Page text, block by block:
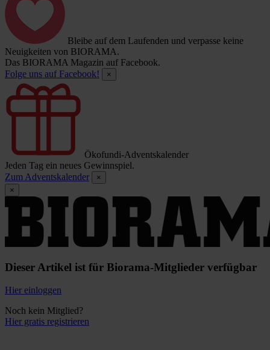
Bleibe auf dem Laufenden und verpasse keine
Neuigkeiten von BIORAMA.
Das BIORAMA Magazin auf Facebook.
Folge uns auf Facebook!
×
Ökofundi-Adventskalender
Jeden Tag ein neues Gewinnspiel.
Zum Adventskalender
×
×
Dieser Artikel ist für Biorama-Mitglieder verfügbar
Hier einloggen
Noch kein Mitglied?
Hier gratis registrieren